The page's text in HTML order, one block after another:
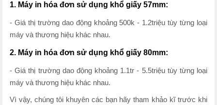
1. Máy in hóa đơn sử dụng khổ giấy 57mm:
- Giá thị trường dao động khoảng 500k - 1.2triệu tùy từng loại
máy và thương hiệu khác nhau.
2. Máy in hóa đơn sử dụng khổ giấy 80mm:
- Giá thị trường dao động khoảng 1.1tr - 5.5triệu tùy từng loại
máy và thương hiệu khác nhau.
Vì vậy, chúng tôi khuyên các bạn hãy tham khảo kĩ trước khi